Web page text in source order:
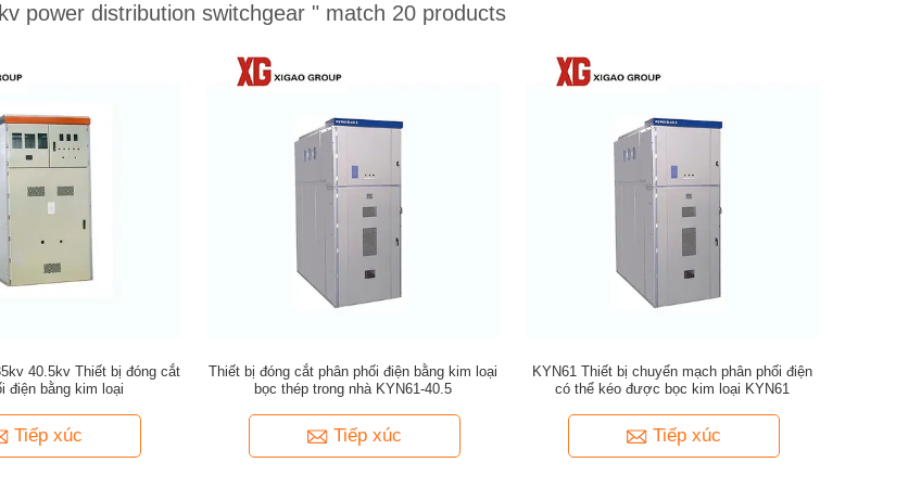
power distribution switchgear " match 20 products
40.5kv Thiết bị đóng cắt
điện bằng kim loại
Tiếp xúc
Thiết bị đóng cắt phân phối điện bằng kim loại
bọc thép trong nhà KYN61-40.5
Tiếp xúc
KYN61 Thiết bị chuyển mạch phân phối điện
có thể kéo được bọc kim loại KYN61
Tiếp xúc